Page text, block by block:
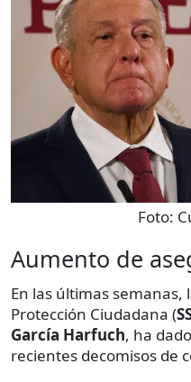
Foto:
Aumento de
En las últimas semanas,
Protección Ciudadana (
García Harfuch, ha
recientes decomisos de